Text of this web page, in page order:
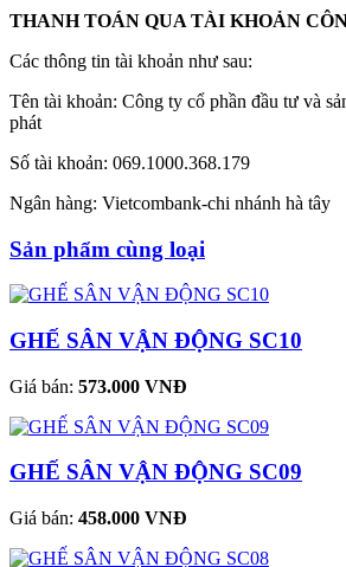
THANH TOÁN QUA TÀI KHOẢN
Các thông tin tài khoản như sau:
Tên tài khoản: Công ty cổ phần đầu tư và
phát
Số tài khoản: 069.1000.368.179
Ngân hàng: Vietcombank-chi nhánh hà tây
Sản phẩm cùng loại
GHẾ SÂN VẬN ĐỘNG SC10
Giá bán: 573.000 VNĐ
GHẾ SÂN VẬN ĐỘNG SC09
Giá bán: 458.000 VNĐ